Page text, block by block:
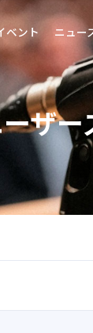
ベント ニュー
ザー